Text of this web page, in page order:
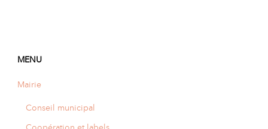
MENU
Mairie
Conseil municipal